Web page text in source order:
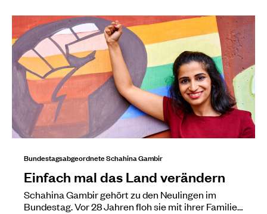
Bundestagsabgeordnete Schahina Gambir
Einfach mal das Land verändern
Schahina Gambir gehört zu den Neulingen im
Bundestag. Vor 28 Jahren floh sie mit ihrer Familie…